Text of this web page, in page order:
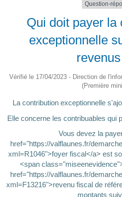
Question-
Qui doit payer la
exceptionnelle
Vérifié le 17/04/2023 - Direction de
(Première
La contribution exceptionnelle
Elle concerne les contribuables qui
Vous devez la
href="https://valflaunes.fr/
xml=R1046">foyer fiscal</a> est
<span
href="https://valflaunes.fr/
xml=F13216">revenu fiscal de
montants